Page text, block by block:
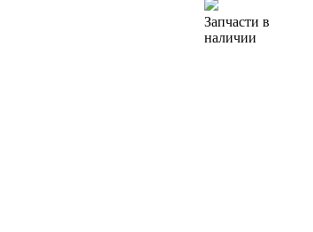
Запчасти в
наличии